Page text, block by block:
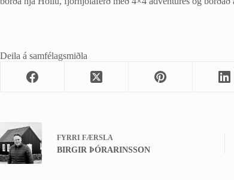
Deila á samfélagsmiðla
FYRRI FÆRSLA
BIRGIR ÞÓRARINSSON